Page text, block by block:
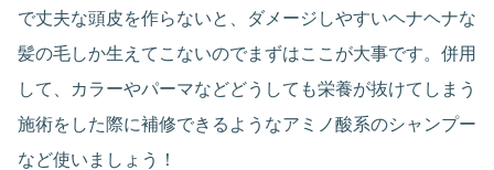
で丈夫な頭皮を作らないと、ダメージしやすいヘナヘナな
髪の毛しか生えてこないのでまずはここが大事です。併用
して、カラーやパーマなどどうしても栄養が抜けてしまう
施術をした際に補修できるようなアミノ酸系のシャンプー
など使いましょう！